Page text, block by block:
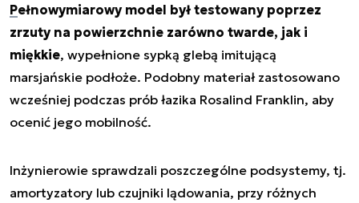
Pełnowymiarowy model był testowany poprzez
zrzuty na powierzchnie zarówno twarde, jak i
miękkie, wypełnione sypką glebą imitującą
marsjańskie podłoże. Podobny materiał zastosowano
wcześniej podczas prób łazika Rosalind Franklin, aby
ocenić jego mobilność.
Inżynierowie sprawdzali poszczególne podsystemy, tj.
amortyzatory lub czujniki lądowania, przy różnych